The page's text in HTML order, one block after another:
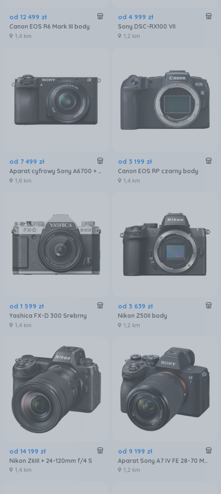
od 12 499 zł
Canon EOS R6 Mark III body
1,4 km
od 4 999 zł
Sony DSC-RX100 VII
1,2 km
od 7 499 zł
Aparat cyfrowy Sony A6700 + obiektyw 16-50mm - ILCE-6700L
1,6 km
od 3 199 zł
Canon EOS RP czarny body
1,4 km
od 1 599 zł
Yashica FX-D 300 Srebrny
1,4 km
od 3 639 zł
Nikon Z50II body
1,2 km
od 14 199 zł
Nikon Z6III + 24-120mm f/4 S
1,4 km
od 9 199 zł
Aparat Sony A7 IV FE 28-70 MM F/3.5-5.6 ILCE7M4K
1,2 km